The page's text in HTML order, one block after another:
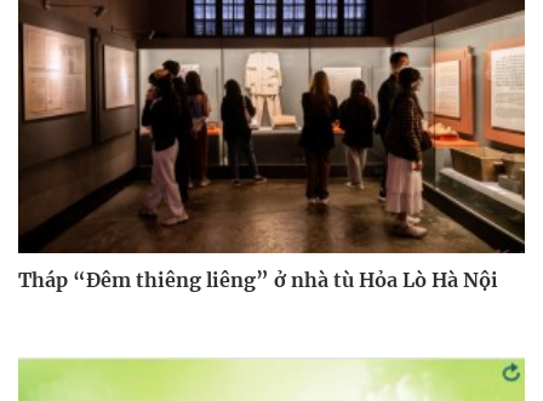
Tháp “Đêm thiêng liêng” ở nhà tù Hỏa Lò Hà Nội